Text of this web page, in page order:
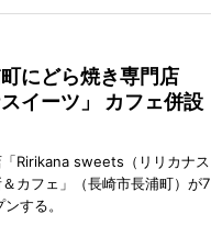
にどら焼き専門店
スイーツ」 カフェ併設
「Ririkana sweets（リリカナス
カフェ」（長崎市長浦町）が7
する。